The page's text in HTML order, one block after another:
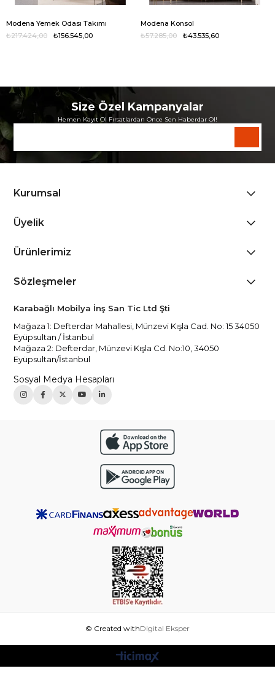
Modena Yemek Odası Takımı
₺156.545,00
₺217.424,00
Modena Konsol
₺43.535,60
₺57.285,00
Size Özel Kampanyalar
Hemen Kayıt Ol Fırsatlardan Önce Sen Haberdar Ol!
Kurumsal
Üyelik
Ürünlerimiz
Sözleşmeler
Karabağlı Mobilya İnş San Tic Ltd Şti
Mağaza 1: Defterdar Mahallesi, Münzevi Kışla Cad. No: 15 34050
Eyüpsultan / İstanbul
Mağaza 2: Defterdar, Münzevi Kışla Cd. No:10, 34050
Eyüpsultan/İstanbul
Sosyal Medya Hesapları
© Created withDigital Eksper